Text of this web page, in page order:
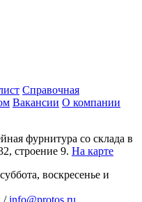
Справочная
Вакансии О компании
фурнитура со склада в
строение 9. На карте
воскресенье и
/info@protos.ru